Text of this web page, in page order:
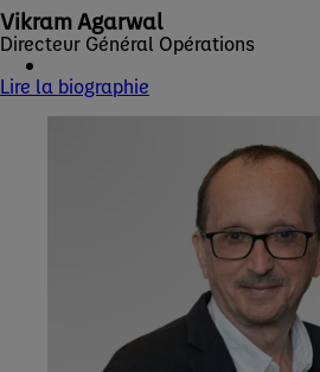
Vikram Agarwal
Directeur Général Opérations
Lire la biographie